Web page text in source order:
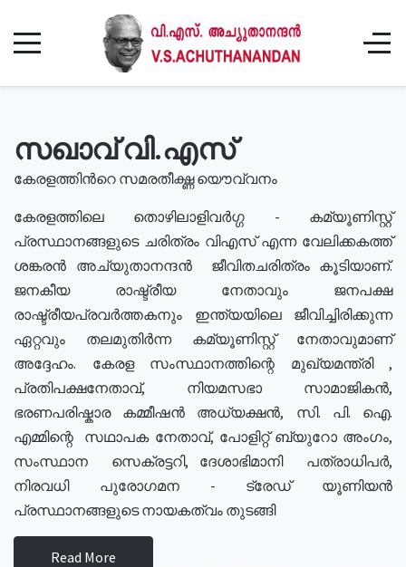
സഖാവ് വി.എസ്
കേരളത്തിൻറെ സമരതീക്ഷ്ണ യൌവ്വനം
കേരളത്തിലെ തൊഴിലാളിവർഗ്ഗ - കമ്യൂണിസ്റ്റ്
പ്രസ്ഥാനങ്ങളുടെ ചരിത്രം വിഎസ് എന്ന വേലിക്കകത്ത്
ശങ്കരൻ അച്യുതാനന്ദൻ ജീവിതചരിത്രം കൂടിയാണ്.
ജനകീയ രാഷ്ട്രീയ നേതാവും ജനപക്ഷ
രാഷ്ട്രീയപ്രവർത്തകനും ഇന്ത്യയിലെ ജീവിച്ചിരിക്കുന്ന
ഏറ്റവും തലമുതിർന്ന കമ്യൂണിസ്റ്റ് നേതാവുമാണ്
അദ്ദേഹം. കേരള സംസ്ഥാനത്തിന്റെ മുഖ്യമന്ത്രി ,
പ്രതിപക്ഷനേതാവ്, നിയമസഭാ സാമാജികൻ,
ഭരണപരിഷ്കാര കമ്മീഷൻ അധ്യക്ഷൻ, സി. പി. ഐ.
എമ്മിന്റെ സഥാപക നേതാവ്, പോളിറ്റ് ബ്യുറോ അംഗം,
സംസ്ഥാന സെക്രട്ടറി, ദേശാഭിമാനി പത്രാധിപർ,
നിരവധി പുരോഗമന - ട്രേഡ് യൂണിയൻ
പ്രസ്ഥാനങ്ങളുടെ നായകത്വം തുടങ്ങി
Read More